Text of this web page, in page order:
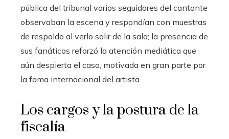
pública del tribunal varios seguidores del cantante
observaban la escena y respondían con muestras
de respaldo al verlo salir de la sala; la presencia de
sus fanáticos reforzó la atención mediática que
aún despierta el caso, motivada en gran parte por
la fama internacional del artista.
Los cargos y la postura de la
fiscalía